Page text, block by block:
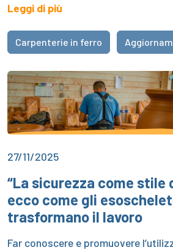
Leggi di più
Carpenterie in ferro
27/11/2025
“La sicurezza come stile
ecco come gli
trasformano il lavoro
Far conoscere e promuovere